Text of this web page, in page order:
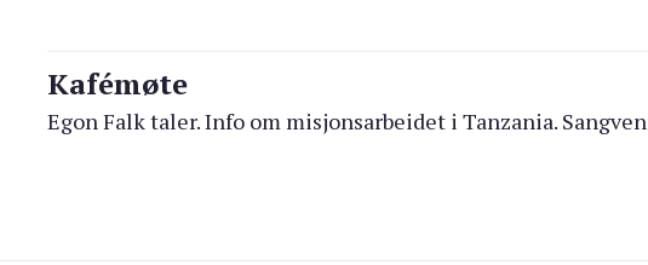
Kafémøte
Egon Falk taler. Info om misjonsarbeidet i Tanzania.